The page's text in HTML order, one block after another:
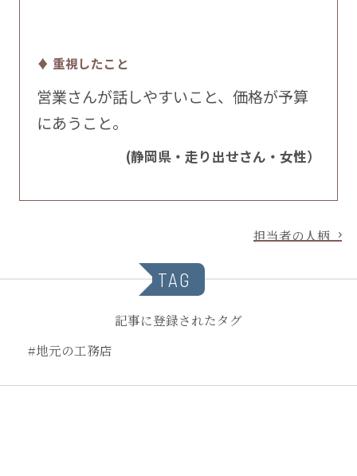
♦ 重視したこと
営業さんが話しやすいこと、価格が予算
にあうこと。
(静岡県・走り出せさん・女性）
担当者の人柄
TAG
記事に登録されたタグ
#地元の工務店